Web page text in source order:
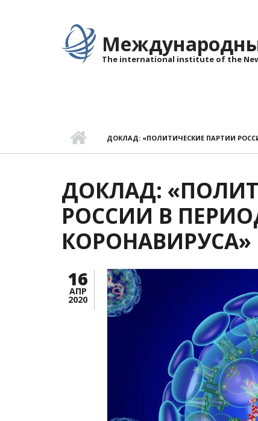
The international institute of the
ДОКЛАД: «ПОЛИТИЧЕСКИЕ ПАРТИИ
ДОКЛАД:
РОССИИ В
КОРОНАВИРУСА»
16
АПР
2020